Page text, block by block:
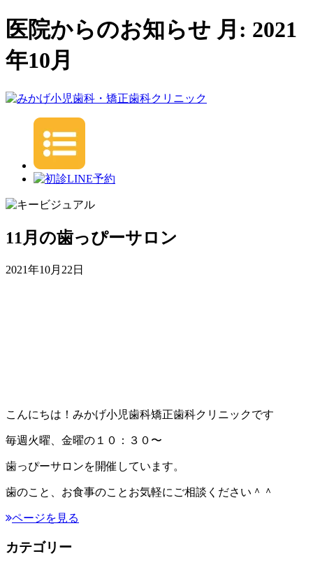
医院からのお知らせ 月: 2021
年10月
11月の歯っぴーサロン
2021年10月22日
こんにちは！みかげ小児歯科矯正歯科クリニックです
毎週火曜、金曜の１０：３０〜
歯っぴーサロンを開催しています。
歯のこと、お食事のことお気軽にご相談ください＾＾
ページを見る
カテゴリー